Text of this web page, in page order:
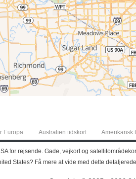
Europa Australien tidskort Amerikansk
for rejsende. Gade, vejkort og
States? Få mere at vide med dette